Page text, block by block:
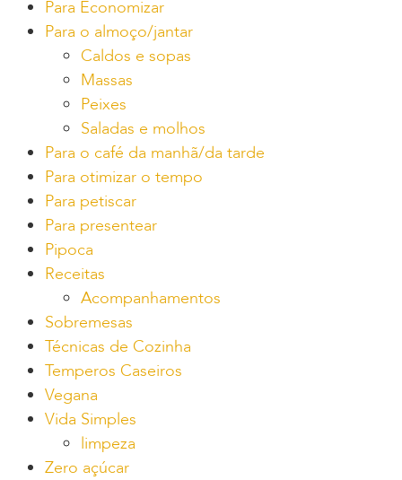
Para Economizar
Para o almoço/jantar
Caldos e sopas
Massas
Peixes
Saladas e molhos
Para o café da manhã/da tarde
Para otimizar o tempo
Para petiscar
Para presentear
Pipoca
Receitas
Acompanhamentos
Sobremesas
Técnicas de Cozinha
Temperos Caseiros
Vegana
Vida Simples
limpeza
Zero açúcar